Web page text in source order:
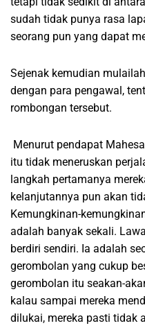
sudah tidak punya rasa
seorang pun yang dapat
Sejenak kemudian
dengan para pengawal,
rombongan tersebut.
Menurut pendapat
itu tidak meneruskan
langkah pertamanya
kelanjutannya pun akan
Kemungkinan-
adalah banyak sekali.
berdiri sendiri. Ia adalah
gerombolan yang cukup
gerombolan itu seakan-
kalau sampai mereka
dilukai, mereka pasti tidak